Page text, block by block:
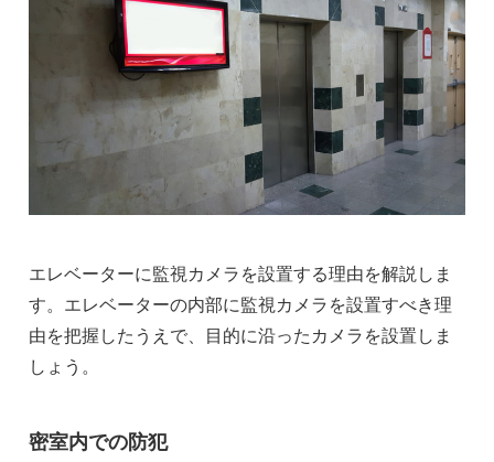
エレベーターに監視カメラを設置する理由を解説しま
す。エレベーターの内部に監視カメラを設置すべき理
由を把握したうえで、目的に沿ったカメラを設置しま
しょう。
密室内での防犯